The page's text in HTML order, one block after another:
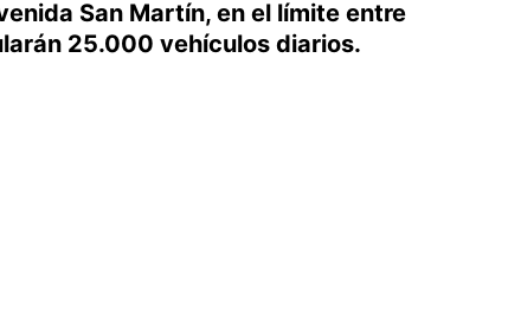
San Martín, en el límite entre
25.000 vehículos diarios.